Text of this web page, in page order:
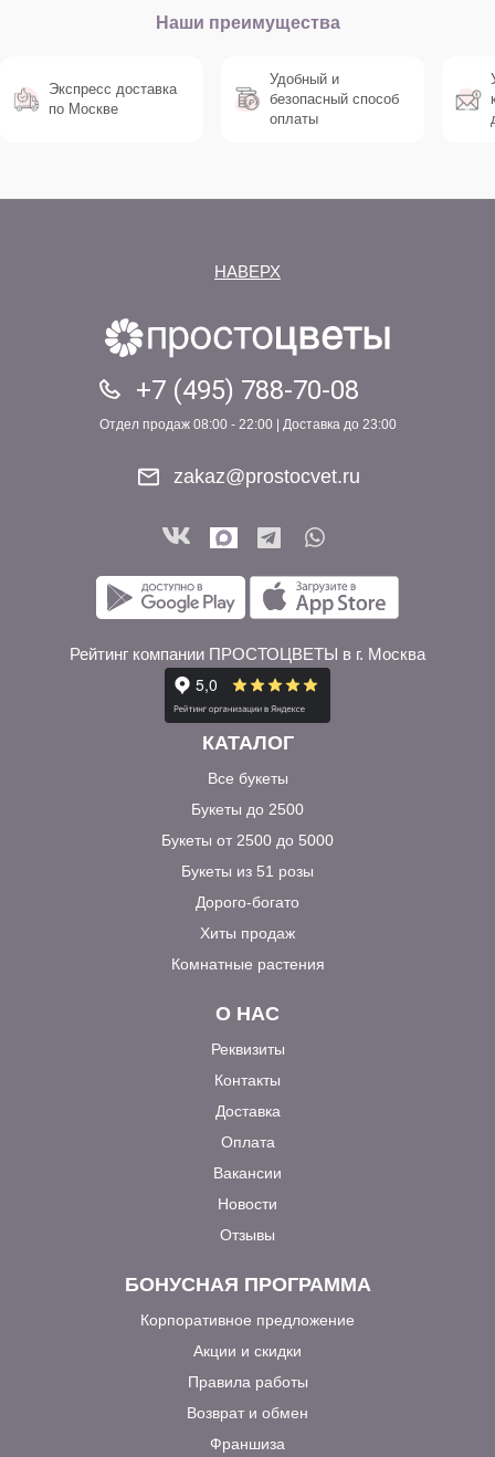
Наши преимущества
Экспресс доставка
по Москве
Удобный и
безопасный способ
оплаты
НАВЕРХ
+7 (495) 788-70-08
Отдел продаж 08:00 - 22:00 | Доставка до 23:00
zakaz@prostocvet.ru
Рейтинг компании ПРОСТОЦВЕТЫ в г. Москва
КАТАЛОГ
Все букеты
Букеты до 2500
Букеты от 2500 до 5000
Букеты из 51 розы
Дорого-богато
Хиты продаж
Комнатные растения
О НАС
Реквизиты
Контакты
Доставка
Оплата
Вакансии
Новости
Отзывы
БОНУСНАЯ ПРОГРАММА
Корпоративное предложение
Акции и скидки
Правила работы
Возврат и обмен
Франшиза